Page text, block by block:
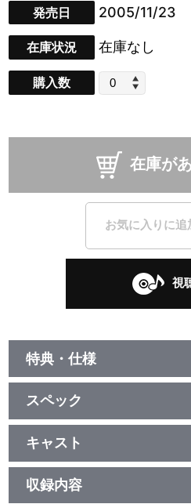
発売日 2005/11/23
在庫状況 在庫なし
購入数
在庫が
お気に入りに追
視
特典・仕様
他、仕様
描き下ろしジャケット
スペック
品番：LACM-4231
ジャンル：国内アニメ音楽
シングル
／16分
キャスト
solua
収録内容